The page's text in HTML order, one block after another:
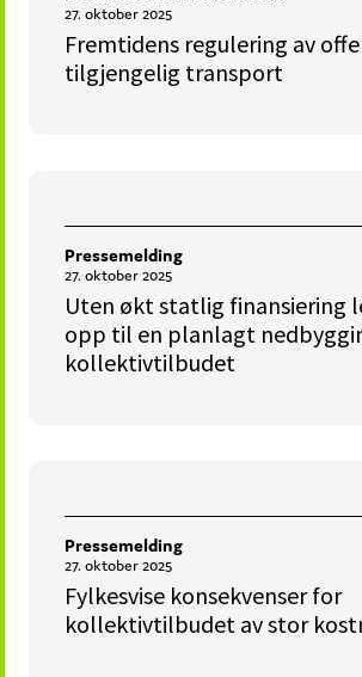
27. oktober 2025
Fremtidens regulering av
tilgjengelig transport
Pressemelding
27. oktober 2025
Uten økt statlig finansiering
opp til en planlagt
kollektivtilbudet
Pressemelding
27. oktober 2025
Fylkesvise konsekvenser for
kollektivtilbudet av stor